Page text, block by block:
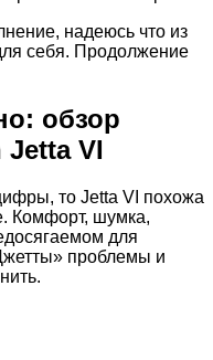
надеюсь что из
себя. Продолжение
обзор
VI
то Jetta VI похожа
Комфорт, шумка,
для
проблемы и